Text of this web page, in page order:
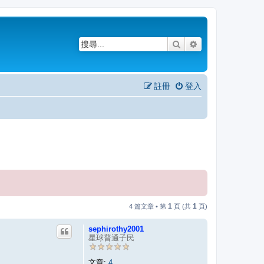
搜尋
登入
註冊
4 篇文章 • 第 1 頁 (共 1 頁)
sephirothy2001
星球普通子民